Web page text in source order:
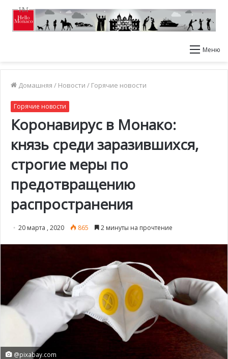
Меню
Домашняя / Новости / Горячие новости
Горячие новости
Коронавирус в Монако:
князь среди заразившихся,
строгие меры по
предотвращению
распространения
20 марта , 2020 865 2 минуты на прочтение
@pixabay.com